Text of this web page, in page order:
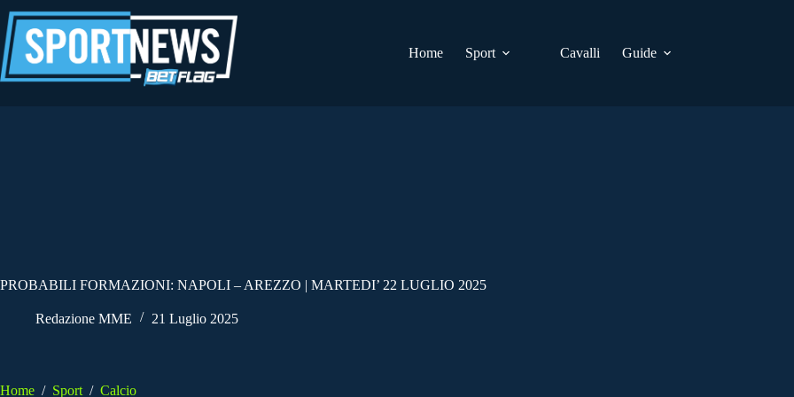
al
contenuto
Home
Sport Cavalli Guide
PROBABILI FORMAZIONI: NAPOLI – AREZZO | MARTEDI’ 22 LUGLIO 2025
Redazione MME 21 Luglio 2025
Home / Sport / Calcio